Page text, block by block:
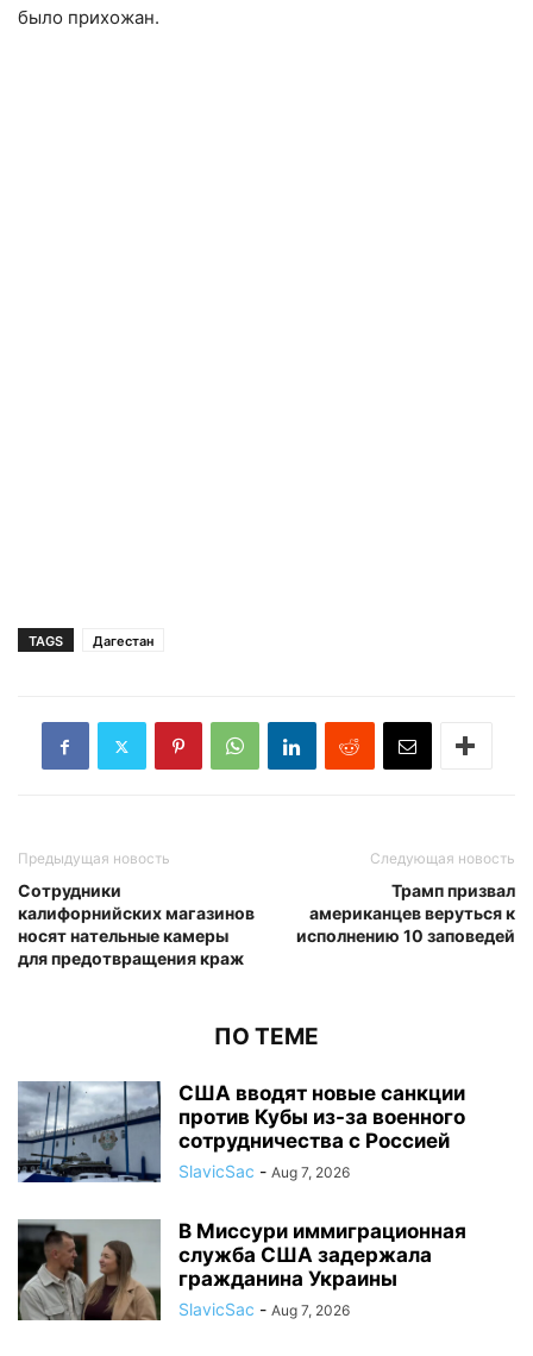
было прихожан.
TAGS Дагестан
Предыдущая новость
Сотрудники
калифорнийских магазинов
носят нательные камеры
для предотвращения краж
Следующая новость
Трамп призвал
американцев веруться к
исполнению 10 заповедей
ПО ТЕМЕ
США вводят новые санкции
против Кубы из-за военного
сотрудничества с Россией
SlavicSac - Aug 7, 2026
В Миссури иммиграционная
служба США задержала
гражданина Украины
SlavicSac - Aug 7, 2026